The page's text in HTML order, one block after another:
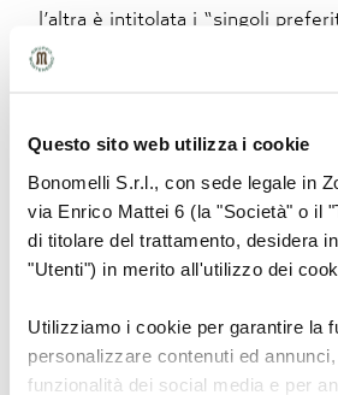
Questo sito web utilizza i cookie
Bonomelli S.r.l., con sede legale in
via Enrico Mattei 6 (la "Società" o il
di titolare del trattamento, desidera
"Utenti") in merito all'utilizzo dei
Utilizziamo i cookie per garantire la
personalizzare contenuti ed
funzionalità dei social media e per
l’altra è intitolata i “singoli
migliori pezzi di Elvis Costello. La
L’infuso giusto è Zenzero e
intrigante che riscalda i sensi.
3. Fuochi d’artificio
Sulla strada, il capolavoro di Jack
citato come fonte d’ispirazione